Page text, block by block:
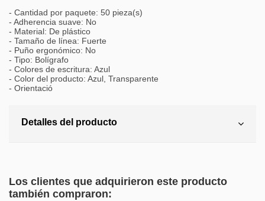
- Cantidad por paquete: 50 pieza(s)
- Adherencia suave: No
- Material: De plástico
- Tamaño de línea: Fuerte
- Puño ergonómico: No
- Tipo: Bolígrafo
- Colores de escritura: Azul
- Color del producto: Azul, Transparente
- Orientació
Detalles del producto
Los clientes que adquirieron este producto
también compraron: